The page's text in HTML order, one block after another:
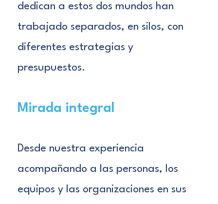
dedican a estos dos mundos han
trabajado separados, en silos, con
diferentes estrategias y
presupuestos.
Mirada integral
Desde nuestra experiencia
acompañando a las personas, los
equipos y las organizaciones en sus